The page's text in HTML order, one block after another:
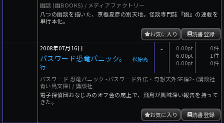
幽談 (幽BOOKS) / メディアファクトリー
八つの幽談を描いた、京極夏彦の別天地。怪談専門誌『幽』の連載を
単行本化。
読書登録
お気に入り
2008年07月16日
パスワード恐竜パニック。
松原秀
行
-
0.00pt
6.00pt
0.00pt
0件
1件
0件
パスワード 恐竜パニック -パスワード外伝・奇想天外SF編2- (講談社
青い鳥文庫) / 講談社
電子探偵団おなじみのオフ会の席上で、飛鳥が興味深い報告を持って
きた。
読書登録
お気に入り